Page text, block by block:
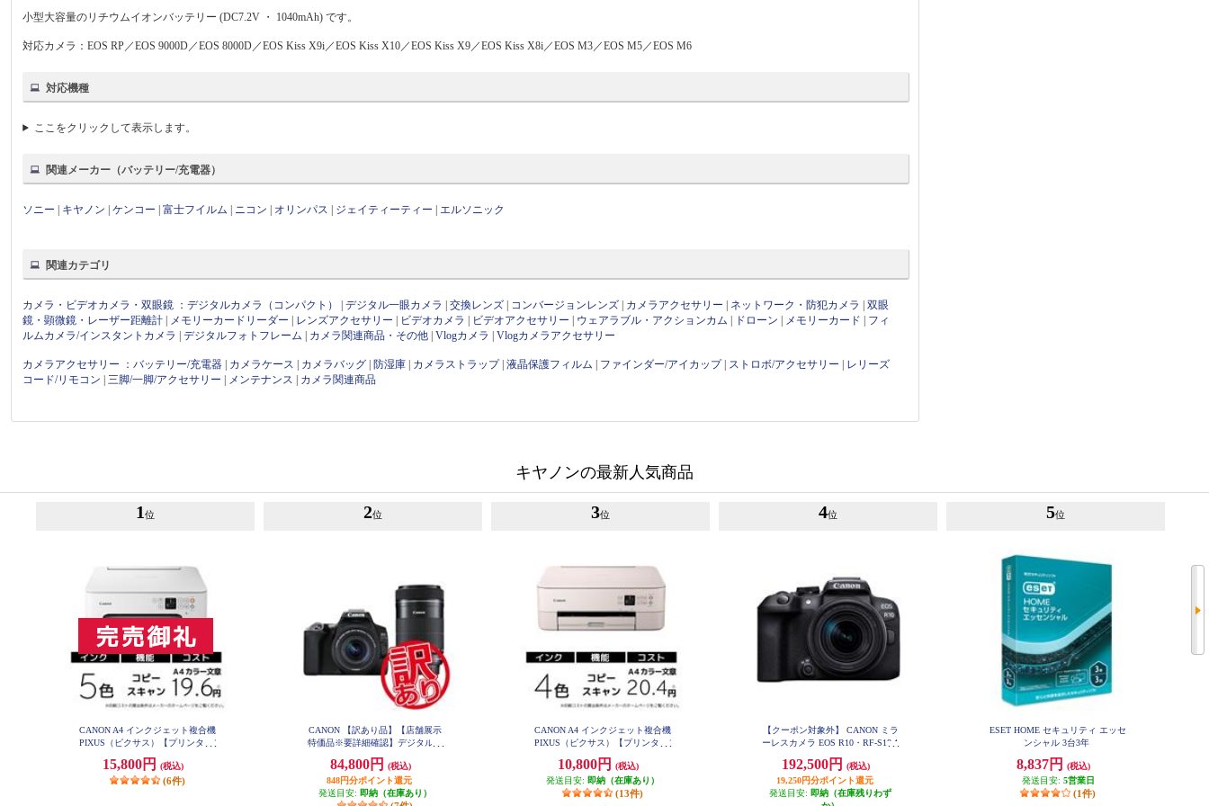
小型大容量のリチウムイオンバッテリー (DC7.2V ・ 1040mAh) です。
対応カメラ：EOS RP／EOS 9000D／EOS 8000D／EOS Kiss X9i／EOS Kiss X10／EOS Kiss X9／EOS Kiss X8i／EOS M3／EOS M5／EOS M6
対応機種
ここをクリックして表示します。
関連メーカー（バッテリー/充電器）
ソニー キヤノン |ケンコー |富士フイルム ニコン オリンパス ジェイティーティー エルソニック
関連カテゴリ
カメラ・ビデオカメラ・双眼鏡 ：デジタルカメラ（コンパクト） |デジタル一眼カメラ |交換レンズ コンバージョンレンズ カメラアクセサリー ネットワーク・防犯カメラ |双眼
鏡・顕微鏡・レーザー距離計
メモリーカードリーダー レンズアクセサリー ビデオカメラ ビデオアクセサリー ウェアラブル・アクションカム ドローン メモリーカード
フィ
ルムカメラ/インスタントカメラ
|デジタルフォトフレーム カメラ関連商品・その他 |Vlogカメラ |Vlogカメラアクセサリー
カメラアクセサリー ：バッテリー/充電器 カメラケース カメラバッグ 防湿庫 カメラストラップ|液晶保護フィルム ファインダー/アイカップ| ストロボ/アクセサリー
レリーズ
コード/リモコン |三脚/一脚/アクセサリー メンテナンス カメラ関連商品
キヤノンの最新人気商品
1 位
CANON A4 インクジェット複合機
PIXUS（ピクサス）【プリンター/
ク】 PIXUSTS7530WH
15,800円 (税込)
(6件)
2位
CANON 【訳あり品】【店舗展示
特価品※要詳細確認】デジタル一
ルズームキット ブラック EOSKIS
SX10BKWKIT
84,800円
(税込)
848円分ポイント還元
発送目安: 即納（在庫あり）
3位
CANON A4 インクジェット複合機
PIXUS（ピクサス）【プリンター/
ク】 PIXUSTS5430PK
10,800円
(税込)
発送目安: 即納（在庫あり）
(13件)
4位
【クーポン対象外】 CANON ミラ
ーレスカメラ EOS R10・RF-S18-1
18150ISSTMLK
192,500円
(税込)
19,250円分ポイント還元
発送目安: 即納（在庫残りわず
5位
ESET HOME セキュリティ エッセ
ンシャル 3台3年
8,837円
(税込)
発送目安: 5営業日
(1件)